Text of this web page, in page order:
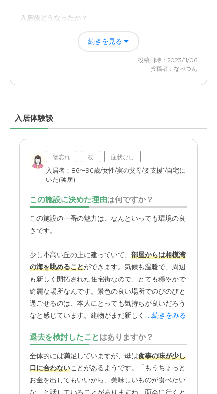
が一の救急体制も整っているので安心である。
近隣環境や交通アクセスについて
施設には私の住んでいる自宅より、渋滞もほとんどない道
で２０分程度で行けるので、面会、差し入れの際も移動に
便利である。但し、追加費用はいろいろとかかる。
入居後どうなったか？
本人の生活や価値観に合わせた介護を受けることができて
いる。スタッフも温かく、すぐに適切な対応をしてくれる
ことから、安心して生活ができている。
職員・スタッフ・他入居者の雰囲気について
何かあれば、必ず早く意思確認をしてくれるため、信頼で
外観・内装・居室・設備について
白を基調とした清潔感がある居室で、介護施設と感じさせ
ない。海に近く、暖かい閑居もよい。
介護医療サービスについて
精神科で認知症看護を専門にしている看護スタッフがいた
近隣環境や交通アクセスについて
自宅から車で45分かかるので、そこは多少行きづらさがあ
る。近所に同様の施設があるとなおよい。
料金費用について
ため、料金は高い方と思われる。
続きを見る
投稿日時：2023/11/06
投稿者：なべつん
入居体験談
物忘れ 杖 症状なし
入居者：86〜90歳/女性/実の父母/要支援1/自宅に
いた(独居)
この施設に決めた理由は何ですか？
この施設の一番の魅力は、なんといっても環境の良
さです。
少し小高い丘の上に建っていて、 部屋からは相模湾
の海を眺めることができます。気候も温暖で、周辺
も新しく開拓された住宅街なので、とても穏やかで
綺麗な場所なんです。景色の良い場所でのびのびと
過ごせるのは、本人にとっても気持ちが良いだろう
なと感じています。建物がまだ新しく、外から見る
まるで会社の保養施設かリゾートホテルのような、
モダンで綺麗な外観なんです。施設の中も清潔に保
たれていて、気持ちよく過ごせる空間だと思いま
す。面会に行く私たち家族も、そうした明るい雰囲
...続きをみる
退去を検討したことはありますか？
全体的には満足していますが、母は食事の味が少し
口に合わないことがあるようです。「もうちょっと
お金を出してもいいから、美味しいものが食べたい
な」と話していることがありますね。面会に行くと